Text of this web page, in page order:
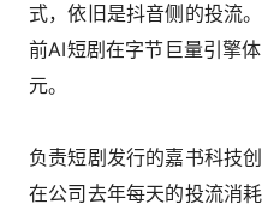
式，依旧是抖音侧的投流
前AI短剧在字节巨量引擎
元。
负责短剧发行的嘉书科技
在公司去年每天的投流消